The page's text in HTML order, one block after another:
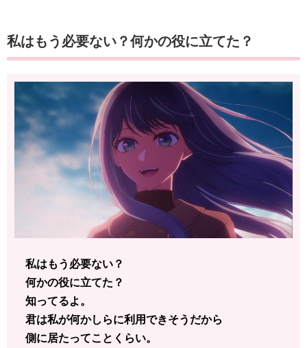
私はもう必要ない？何かの役に立てた？
私はもう必要ない？
何かの役に立てた？
知ってるよ。
君は私が何かしらに利用できそうだから
側に居たってことくらい。